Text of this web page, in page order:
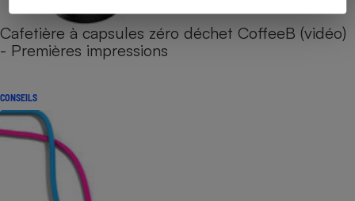
Cafetière à capsules zéro déchet CoffeeB (vidéo)
- Premières impressions
CONSEILS